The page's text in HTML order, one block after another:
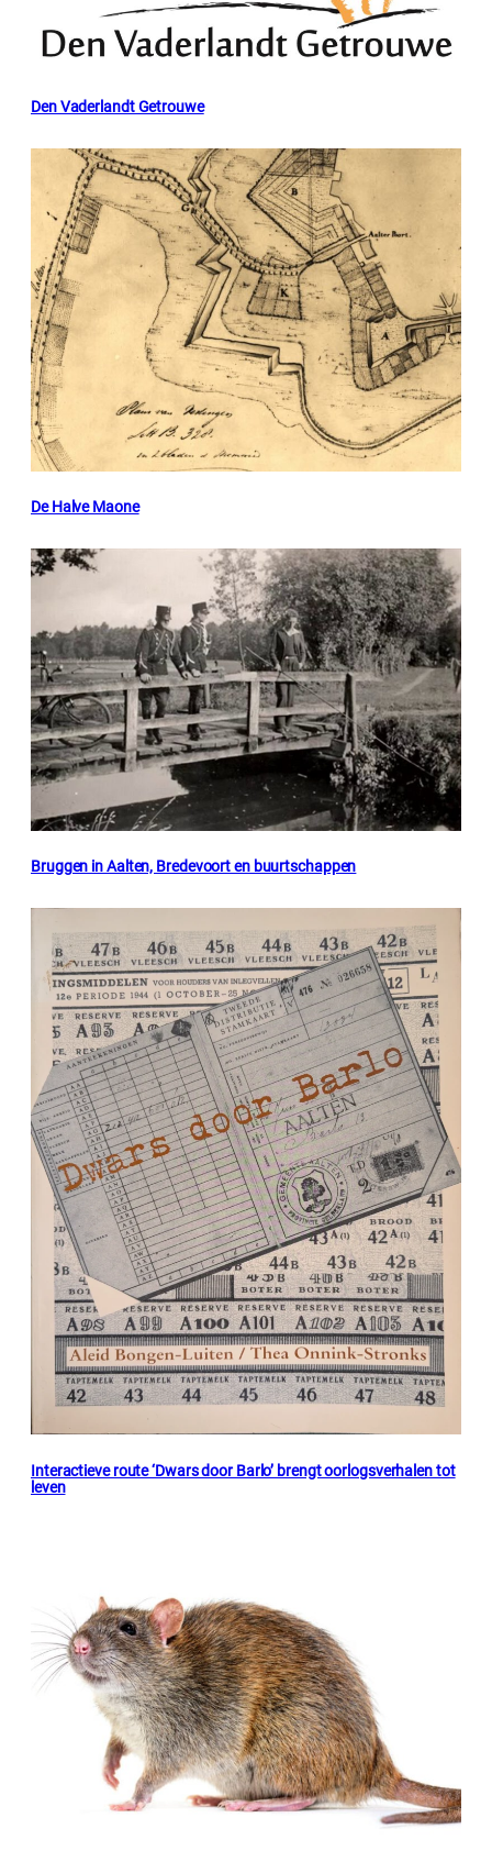
Den Vaderlandt Getrouwe
De Halve Maone
Bruggen in Aalten, Bredevoort en buurtschappen
Interactieve route ‘Dwars door Barlo’ brengt oorlogsverhalen tot
leven